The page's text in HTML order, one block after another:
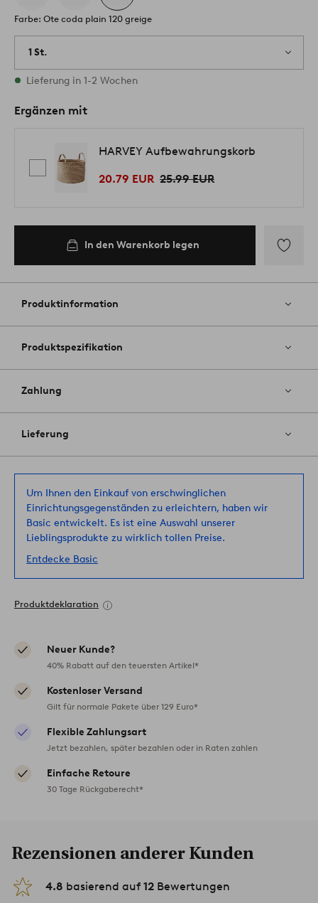
Farbe: Ote coda plain 120 greige
1 St.
Vorrätig
Lieferung in 1-2 Wochen
Ergänzen mit
HARVEY Aufbewahrungskorb
20.79 EUR 25.99 EUR
In den Warenkorb legen
Favoriten
Produktinformation
Produktspezifikation
Zahlung
Lieferung
Um Ihnen den Einkauf von erschwinglichen
Einrichtungsgegenständen zu erleichtern, haben wir
Basic entwickelt. Es ist eine Auswahl unserer
Lieblingsprodukte zu wirklich tollen Preise.
Entdecke Basic
Produktdeklaration
Neuer Kunde?
40% Rabatt auf den teuersten Artikel*
Kostenloser Versand
Gilt für normale Pakete über 129 Euro*
Flexible Zahlungsart
Jetzt bezahlen, später bezahlen oder in Raten zahlen
Einfache Retoure
30 Tage Rückgaberecht*
Rezensionen anderer Kunden
4.8 basierend auf 12 Bewertungen